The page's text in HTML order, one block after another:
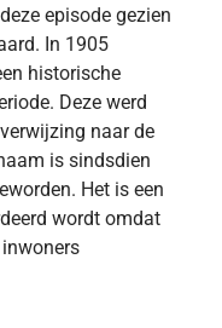
episode gezien
In 1905
historische
Deze werd
naar de
is sindsdien
Het is een
wordt omdat